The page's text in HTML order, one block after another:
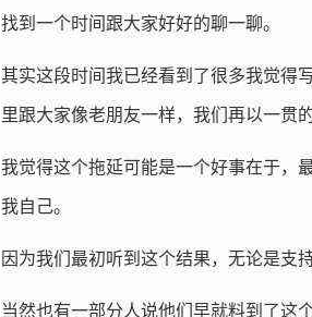
找到一个时间跟大家好好的聊一聊。
其实这段时间我已经看到了很多我觉得
里跟大家像老朋友一样，我们再以一贯
我觉得这个拖延可能是一个好事在于，
我自己。
因为我们最初听到这个结果，无论是支
当然也有一部分人说他们早就料到了这